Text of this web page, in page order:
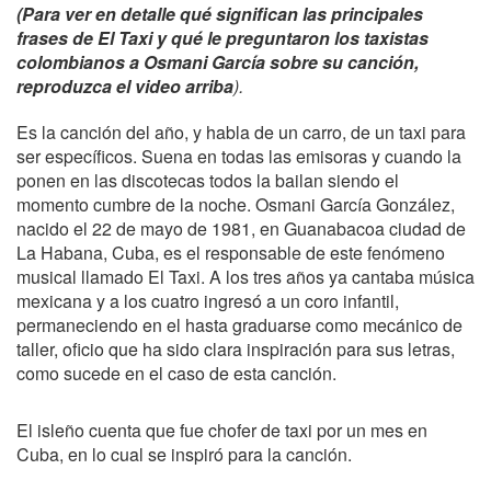
(Para ver en detalle qué significan las principales
frases de El Taxi y qué le preguntaron los taxistas
colombianos a Osmani García sobre su canción,
reproduzca el video arriba).
Es la canción del año, y habla de un carro, de un taxi para
ser específicos. Suena en todas las emisoras y cuando la
ponen en las discotecas todos la bailan siendo el
momento cumbre de la noche. Osmani García González,
nacido el 22 de mayo de 1981, en Guanabacoa ciudad de
La Habana, Cuba, es el responsable de este fenómeno
musical llamado El Taxi. A los tres años ya cantaba música
mexicana y a los cuatro ingresó a un coro infantil,
permaneciendo en el hasta graduarse como mecánico de
taller, oficio que ha sido clara inspiración para sus letras,
como sucede en el caso de esta canción.
El isleño cuenta que fue chofer de taxi por un mes en
Cuba, en lo cual se inspiró para la canción.